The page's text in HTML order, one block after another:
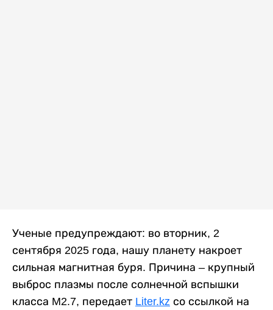
Ученые предупреждают: во вторник, 2
сентября 2025 года, нашу планету накроет
сильная магнитная буря. Причина – крупный
выброс плазмы после солнечной вспышки
класса M2.7, передает Liter.kz со ссылкой на